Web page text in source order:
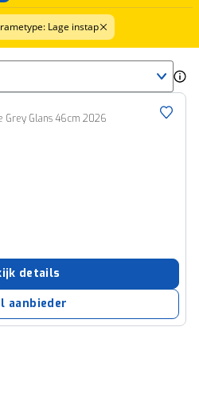
Lage instap
Grey Glans 46cm 2026
details
aanbieder